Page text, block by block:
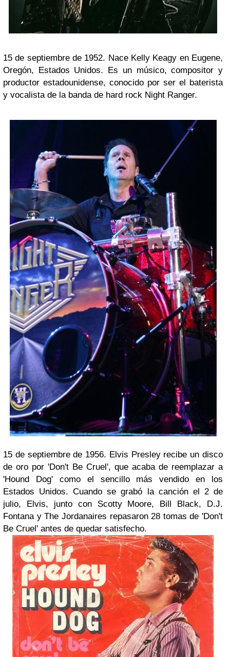
15 de septiembre de 1952. Nace Kelly Keagy en Eugene,
Oregón, Estados Unidos. Es un músico, compositor y
productor estadounidense, conocido por ser el baterista
y vocalista de la banda de hard rock Night Ranger.
15 de septiembre de 1956. Elvis Presley recibe un disco
de oro por 'Don't Be Cruel', que acaba de reemplazar a
'Hound Dog' como el sencillo más vendido en los
Estados Unidos. Cuando se grabó la canción el 2 de
julio, Elvis, junto con Scotty Moore, Bill Black, D.J.
Fontana y The Jordanaires repasaron 28 tomas de 'Don't
Be Cruel' antes de quedar satisfecho.